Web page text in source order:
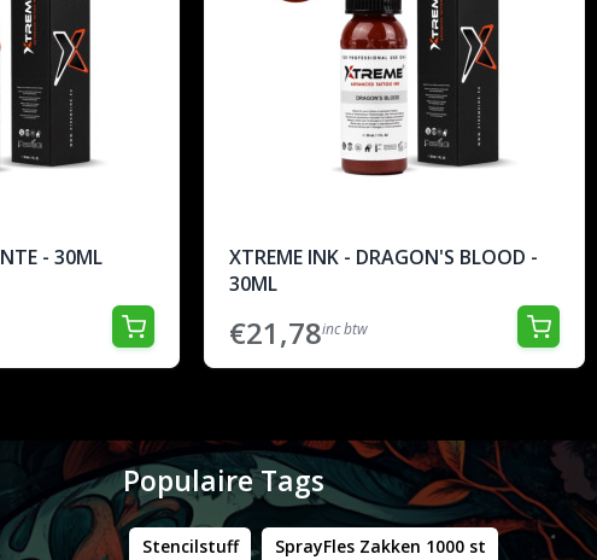
- 30ML
XTREME INK - DRAGON'S BLOOD -
30ML
€21,78inc btw
Populaire Tags
Stencilstuff SprayFles Zakken 1000 st